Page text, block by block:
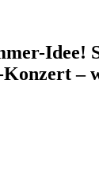
Idee!
–